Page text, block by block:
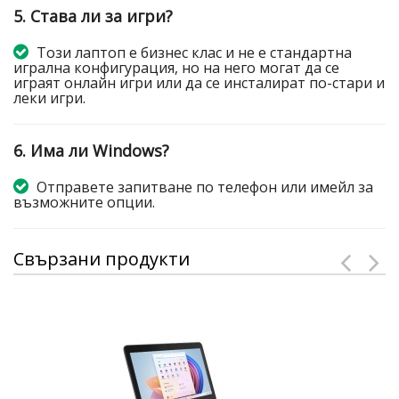
5. Става ли за игри?
Този лаптоп е бизнес клас и не е стандартна
игрална конфигурация, но на него могат да се
играят онлайн игри или да се инсталират по-стари и
леки игри.
6. Има ли Windows?
Отправете запитване по телефон или имейл за
възможните опции.
Свързани продукти